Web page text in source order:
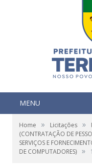
MENU
Home » Licitações »
(CONTRATAÇÃO DE
SERVIÇOS E
DE COMPUTADORES) »